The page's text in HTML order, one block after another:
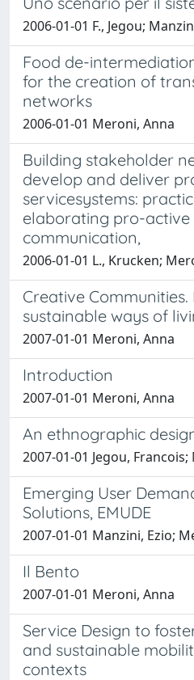
2006-01-01 F., Jegou;
Food de-
for the creation of
networks
2006-01-01 Meroni, Anna
Building stakeholder
develop and deliver
servicesystems:
elaborating pro-
communication,
2006-01-01 L., Krucken;
Creative
sustainable ways of
2007-01-01 Meroni, Anna
Introduction
2007-01-01 Meroni, Anna
An ethnographic
2007-01-01 Jegou,
Emerging User
Solutions, EMUDE
2007-01-01 Manzini, Ezio;
Il Bento
2007-01-01 Meroni, Anna
Service Design to
and sustainable
contexts